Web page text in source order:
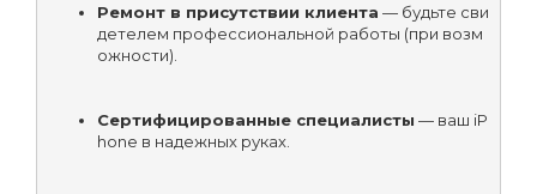
Ремонт в присутствии клиента — будьте сви
детелем профессиональной работы (при возм
ожности).
Сертифицированные специалисты — ваш iP
hone в надежных руках.